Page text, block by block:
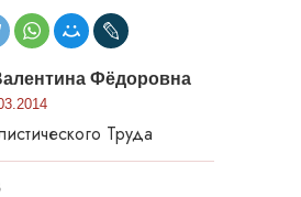
Фёдоровна
Труда